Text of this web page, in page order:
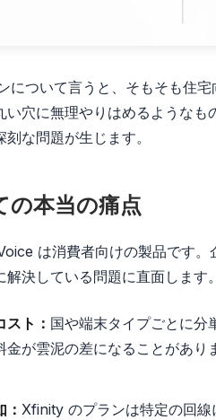
について言うと、そもそも住
い穴に無理やりはめるような
な問題が生じます。
の本当の痛点
は消費者向けの製品です
決している問題に直面します。
ト： 国や端末タイプごとに分
金が雲泥の差になることがあ
Xfinity のプランは特定の回線